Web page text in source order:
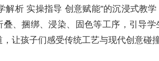
解析 实操指导 创意赋能”的沉浸式教
叠、捆绑、浸染、固色等工序，引导
让孩子们感受传统工艺与现代创意碰